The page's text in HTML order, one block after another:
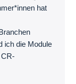
hat
ich die Module